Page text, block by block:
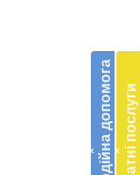
‹ Благодійна допомога ‹ Платні послуги